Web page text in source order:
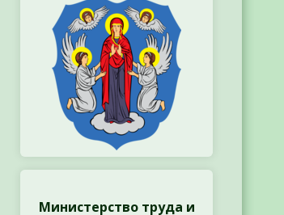
Министерство труда и